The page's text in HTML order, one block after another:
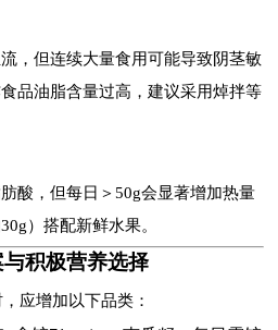
，但连续大量食用可能导致阴茎敏
品油脂含量过高，建议采用焯拌等
酸，但每日＞50g会显著增加热量
）搭配新鲜水果。
积极营养选择
应增加以下品类：